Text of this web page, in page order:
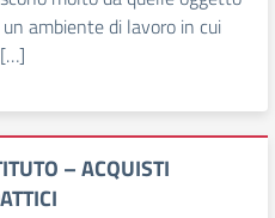
ambiente di lavoro in cui
– ACQUISTI